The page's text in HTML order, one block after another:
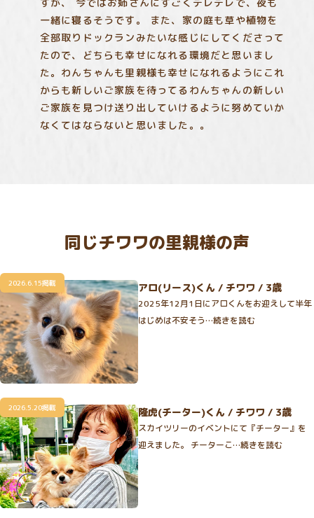
一緒に寝るそうです。 また、家の庭も草や植物を
全部取りドックランみたいな感じにしてくださって
たので、どちらも幸せになれる環境だと思いまし
た。わんちゃんも里親様も幸せになれるようにこれ
からも新しいご家族を待ってるわんちゃんの新しい
ご家族を見つけ送り出していけるように努めていか
なくてはならないと思いました。。
同じチワワの里親様の声
2026.6.15掲載 アロ(リース)くん / チワワ / 3歳
2025年12月1日にアロくんをお迎えして半年
はじめは不安そう…続きを読む
2026.5.20掲載 隆虎(チーター)くん / チワワ / 3歳
スカイツリーのイベントにて『チーター』を
迎えました。 チーターこ…続きを読む